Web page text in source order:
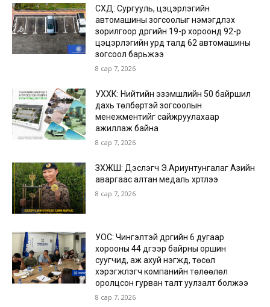
СХД: Сургууль, цэцэрлэгийн
автомашины зогсоолыг нэмэгдүүлэх
зорилгоор дүүргийн 19-р хороонд 92-р
цэцэрлэгийн урд талд 62 автомашины
зогсоол барьжээ
8 сар 7, 2026
УХХК: Нийтийн эзэмшлийн 50 байршил
дахь төлбөртэй зогсоолын
менежментийг сайжруулахаар
ажиллаж байна
8 сар 7, 2026
ЗХЖШ: Дэслэгч Э.Ариунтунгалаг Азийн
аваргаас алтан медаль хүртлээ
8 сар 7, 2026
УОС: Чингэлтэй дүүргийн 6 дугаар
хорооны 44 дүгээр байрны оршин
суугчид, аж ахуй нэгжүүд, төсөл
хэрэгжүүлэгч компанийн төлөөлөл
оролцсон гурван талт уулзалт болжээ
8 сар 7, 2026